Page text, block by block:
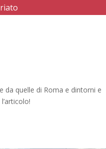
da quelle di Roma e dintorni e